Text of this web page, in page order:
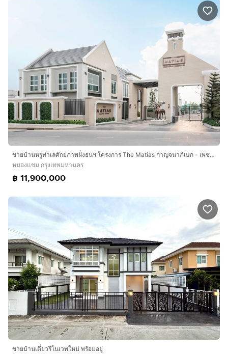
ขายบ้านหรูทำเลศักยภาพฝั่งธนฯ โครงการ The Matias กาญจนาภิเษก - เพชรเกษม 69 สไตล์ Dutch Colonial ใกล้ MRT หลักสอง
หนองแขม กรุงเทพมหานคร
฿ 11,900,000
ขายบ้านเดี่ยวรีโนเวทใหม่ พร้อมอยู่